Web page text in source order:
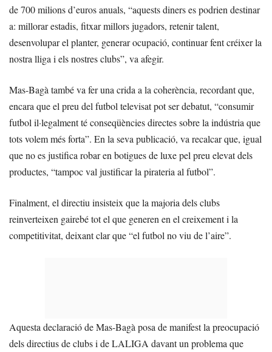
de 700 milions d’euros anuals, “aquests diners es podrien destinar
a: millorar estadis, fitxar millors jugadors, retenir talent,
desenvolupar el planter, generar ocupació, continuar fent créixer la
nostra lliga i els nostres clubs”, va afegir.
Mas-Bagà també va fer una crida a la coherència, recordant que,
encara que el preu del futbol televisat pot ser debatut, “consumir
futbol il·legalment té conseqüències directes sobre la indústria que
tots volem més forta”. En la seva publicació, va recalcar que, igual
que no es justifica robar en botigues de luxe pel preu elevat dels
productes, “tampoc val justificar la pirateria al futbol”.
Finalment, el directiu insisteix que la majoria dels clubs
reinverteixen gairebé tot el que generen en el creixement i la
competitivitat, deixant clar que “el futbol no viu de l’aire”.
Aquesta declaració de Mas-Bagà posa de manifest la preocupació
dels directius de clubs i de LALIGA davant un problema que